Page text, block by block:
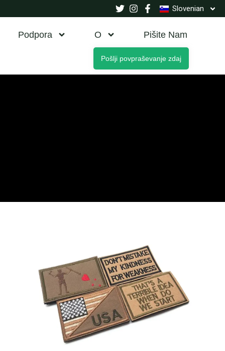
Slovenian
Podpora O Pišite Nam
Pošlji povpraševanje zdaj